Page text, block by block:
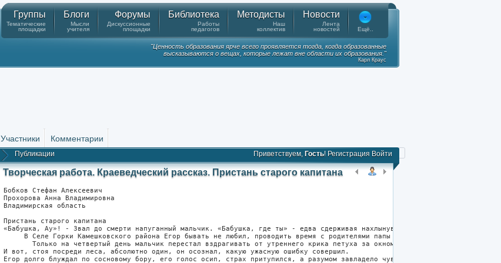
Группы
Тематические
площадки
Блоги
Мысли
учителя
Форумы
Дискуссионные
площадки
Библиотека
Работы
педагогов
Методисты
Наш
коллектив
Новости
Лента
новостей
Ещё..
"Ценность образования ярче всего проявляется тогда, когда образованные
высказываются о вещах, которые лежат вне области их образования."
Карл Краус
Участники Комментарии
Публикации Приветствуем, Гость! Регистрация Войти
Творческая работа. Краеведческий рассказ. Пристань старого капитана Все публикации автора
Бобков Стефан Алексеевич
Прохорова Анна Владимировна
Владимирская область
Пристань старого капитана
«Бабушка, Ау»! - Звал до смерти напуганный мальчик. «Бабушка, где ты» - едва сдерживая нахлынувший поток слез,
В Селе Горки Камешковского района Егор бывать не любил, проводить время с родителями папы ему казалось занятием
Только на четвертый день мальчик перестал вздрагивать от утреннего крика петуха за окном, не пугал его больше
И вот, стоя посреди леса, абсолютно один, он осознал, какую ужасную ошибку совершил.
Егор долго блуждал по сосновому бору, его голос осип, страх притупился, а разумом завладело чувство голода. Вконец